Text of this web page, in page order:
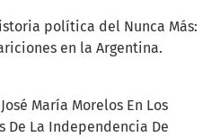
política del Nunca Más:
en la Argentina.
María Morelos En Los
De La Independencia De